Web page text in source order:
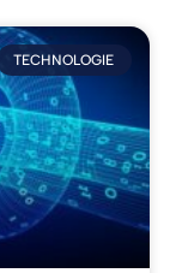
TECHNOLOGIE